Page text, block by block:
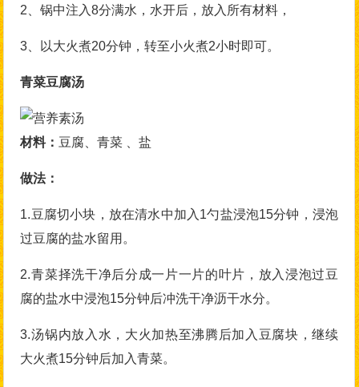
2、锅中注入8分满水，水开后，放入所有材料，
3、以大火煮20分钟，转至小火煮2小时即可。
青菜豆腐汤
材料： 豆腐、青菜 、盐
做法：
1.豆腐切小块，放在清水中加入1勺盐浸泡15分钟，浸泡
过豆腐的盐水留用。
2.青菜择洗干净后分成一片一片的叶片，放入浸泡过豆
腐的盐水中浸泡15分钟后冲洗干净沥干水分。
3.汤锅内放入水，大火加热至沸腾后加入豆腐块，继续
大火煮15分钟后加入青菜。